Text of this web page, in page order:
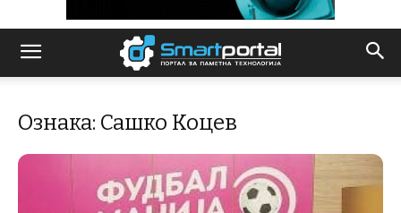
Ознака: Сашко Коцев